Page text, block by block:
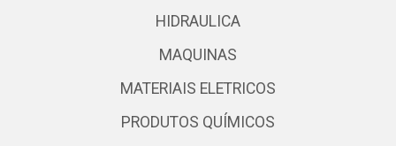
HIDRAULICA
MAQUINAS
MATERIAIS ELETRICOS
PRODUTOS QUÍMICOS